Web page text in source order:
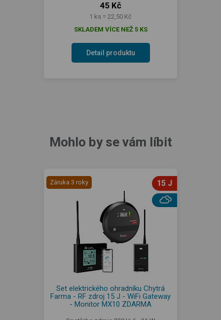
45 Kč
1 ks = 22,50 Kč
SKLADEM VÍCE NEŽ 5 KS
Detail produktu
Mohlo by se vám líbit
Záruka 3 roky 15 J
Set elektrického ohradníku Chytrá
Farma - RF zdroj 15 J - WiFi Gateway
- Monitor MX10 ZDARMA